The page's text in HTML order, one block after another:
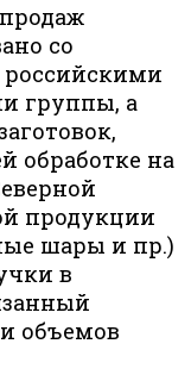
со
группы, а
обработке на
продукции
шары и пр.)
в
объемов